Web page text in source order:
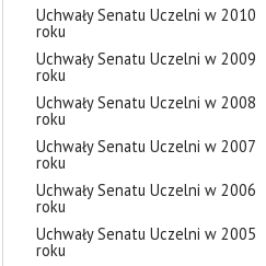
Uchwały Senatu Uczelni w 2010
roku
Uchwały Senatu Uczelni w 2009
roku
Uchwały Senatu Uczelni w 2008
roku
Uchwały Senatu Uczelni w 2007
roku
Uchwały Senatu Uczelni w 2006
roku
Uchwały Senatu Uczelni w 2005
roku